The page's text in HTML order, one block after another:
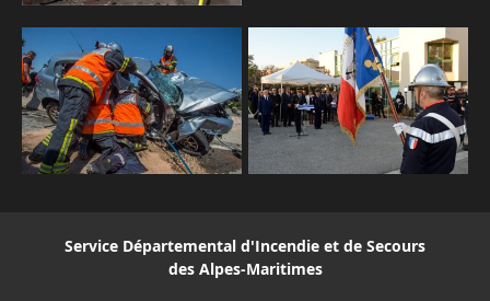
Service Départemental d'Incendie et de Secours
des Alpes-Maritimes